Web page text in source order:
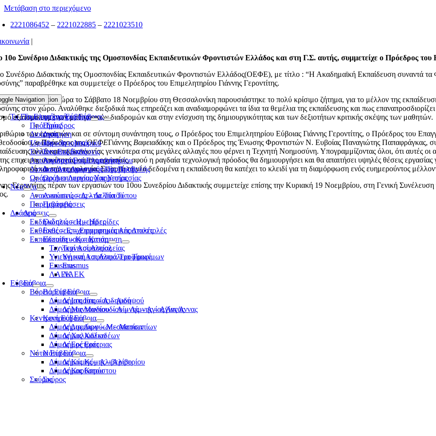
Μετάβαση στο περιεχόμενο
2221086452 – 2221022885 – 2221023510
|
Toggle Navigation
Το Επιμελητήριο Εύβοιας
Πρόεδρος
Διοίκηση
Ίδρυση – Ιστορικό
Έντυπες Εκδόσεις
Απολογισμοί Επιμελητηρίου
Δαπάνες Διαφημιστικής Προβολής
Ωράριο Λειτουργίας Υπηρεσίας
Νέα
Ανακοινώσεις – Δελτία Τύπου
Παρεμβάσεις
Δράσεις
Εκδηλώσεις – Ημερίδες
Εκθέσεις – Επιχειρηματικές Αποστολές
Εκπαίδευση – Κατάρτιση
Τεχνικοί Ασφαλείας
Υγιεινή και Ασφάλεια Τροφίμων
Erasmus
ΛΑΕΚ
Εύβοια
Βόρεια Εύβοια
Δήμος Ιστιαίας – Αιδηψού
Δήμος Μαντουδίου – Λίμνης – Αγίας Άννας
Κεντρική Εύβοια
Δήμος Διρφύων – Μεσσαπίων
Δήμος Χαλκιδέων
Δήμος Ερέτριας
Νότια Εύβοια
Δήμος Κύμης – Αλιβερίου
Δήμος Καρύστου
Σκύρος
Navigation
Το Επιμελητήριο Εύβοιας
Πρόεδρος
Διοίκηση
Ίδρυση – Ιστορικό
Έντυπες Εκδόσεις
Απολογισμοί Επιμελητηρίου
Δαπάνες Διαφημιστικής Προβολής
Ωράριο Λειτουργίας Υπηρεσίας
Νέα
Ανακοινώσεις – Δελτία Τύπου
Παρεμβάσεις
Δράσεις
Εκδηλώσεις – Ημερίδες
Εκθέσεις – Επιχειρηματικές Αποστολές
Εκπαίδευση – Κατάρτιση
Τεχνικοί Ασφαλείας
Υγιεινή και Ασφάλεια Τροφίμων
Erasmus
ΛΑΕΚ
Εύβοια
Βόρεια Εύβοια
Δήμος Ιστιαίας – Αιδηψού
Δήμος Μαντουδίου – Λίμνης – Αγίας Άννας
Κεντρική Εύβοια
Δήμος Διρφύων – Μεσσαπίων
Δήμος Χαλκιδέων
Δήμος Ερέτριας
Νότια Εύβοια
Δήμος Κύμης – Αλιβερίου
Δήμος Καρύστου
Σκύρος
10ο Συνέδριο Διδακτικής της Ομοσπονδίας Εκπαιδευτικών Φροντιστών Ελλάδος και στη Γ.Σ. αυτής, συμμετείχε ο Πρόεδρος του
Συνέδριο Διδακτικής της Ομοσπονδίας Εκπαιδευτικών Φροντιστών Ελλάδος(ΟΕΦΕ), με τίτλο : “Η Ακαδημαϊκή Εκπαίδευση συναντά τα
παραβρέθηκε και συμμετείχε ο Πρόεδρος του Επιμελητηρίου Γιάννης Γεροντίτης.
που έλαβε χώρα το Σάββατο 18 Νοεμβρίου στη Θεσσαλονίκη παρουσιάστηκε το πολύ κρίσιμο ζήτημα, για το μέλλον της
στον χώρο. Αναλύθηκε διεξοδικά πως επηρεάζει και αναδιαμορφώνει τα ίδια τα θεμέλια της εκπαίδευσης και πως
εξατομικευμένων μαθησιακών διαδρομών και στην ενίσχυση της δημιουργικότητας και των δεξιοτήτων κριτικής σκέψης των μαθητών.
των εργασιών και σε σύντομη συνάντηση τους, ο Πρόεδρος του Επιμελητηρίου Εύβοιας Γιάννης Γεροντίτης, ο Πρόεδρος του
ο Πρόεδρος τηςΟΕΦΕΓιάννης Βαφειαδάκης και ο Πρόεδρος της Ένωσης Φροντιστών Ν. Ευβοίας Παναγιώτης Παπαφράγκας,
αλλά και της κοινωνίας γενικότερα στις μεγάλες αλλαγές που φέρνει η Τεχνητή Νοημοσύνη. Υπογραμμίζοντας όλοι, ότι αυτές
επιχειρηματικότητας και της εργασίας, αφού η ραγδαία τεχνολογική πρόοδος θα δημιουργήσει και θα απαιτήσει υψηλές θέσεις
και την τεχνολογία. Σε αυτά τα νέα δεδομένα η εκπαίδευση θα κατέχει το κλειδί για τη διαμόρφωση ενός ευημερούντος
Γεροντίτης πέραν των εργασιών του 10ου Συνεδρίου Διδακτικής συμμετείχε επίσης την Κυριακή 19 Νοεμβρίου, στη Γενική